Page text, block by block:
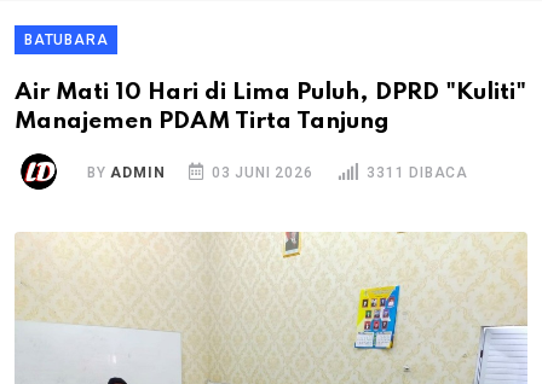
BATUBARA
Air Mati 10 Hari di Lima Puluh, DPRD "Kuliti"
Manajemen PDAM Tirta Tanjung
BY ADMIN 03 JUNI 2026 3311 DIBACA